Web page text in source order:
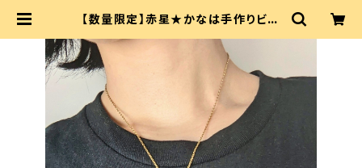
【数量限定】赤星★かなは手作りビー